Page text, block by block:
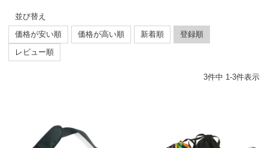
並び替え
価格が安い順
価格が高い順 新着順
登録順
レビュー順
3件中 1-3件表示